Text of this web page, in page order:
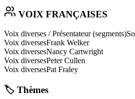
VOIX FRANÇAISES
Voix diverses / Présentateur (segments)
Voix diversesFrank Welker
Voix diversesNancy Cartwright
Voix diversesPeter Cullen
Voix diversesPat Fraley
🏷️ Thèmes